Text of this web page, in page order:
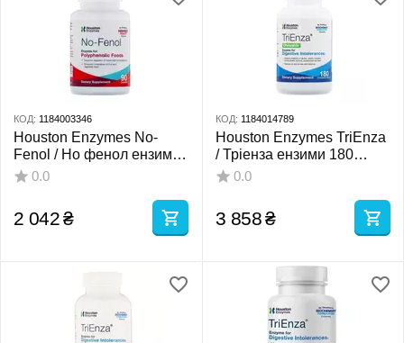
КОД: 1184003346
Houston Enzymes No-
Fenol / Но фенол ензими
90 капс
0.0
2 042₴
КОД: 1184014789
Houston Enzymes TriEnza
/ Тріенза ензими 180
жувальних таблеток
0.0
3 858₴